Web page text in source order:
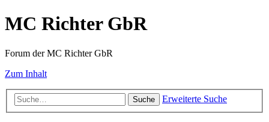
MC Richter GbR
Forum der MC Richter GbR
Zum Inhalt
Suche Erweiterte Suche